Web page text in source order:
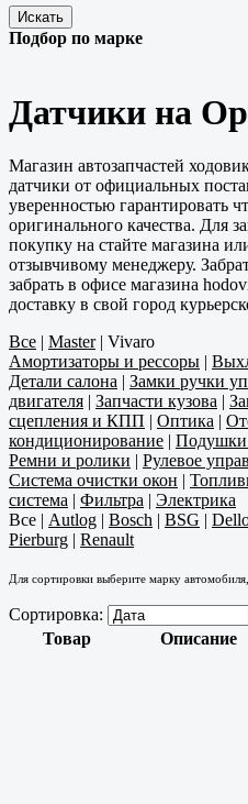
Подбор по марке
Датчики на
Магазин автозапчастей
датчики от официальных
уверенностью гарантировать
оригинального качества. Для
покупку на стайте магазина
отзывчивому менеджеру.
забрать в офисе магазина
доставку в свой город
Все | Master| Vivaro
Амортизаторы и рессоры |
Детали салона | Замки ручки
двигателя | Запчасти кузова |
сцепления и КПП | Оптика |
кондиционирование | Подушки
Ремни и ролики | Рулевое
Система очистки окон |
система | Фильтра | Электрика
Все | Autlog | Bosch | BSG |
Pierburg | Renault
Для сортировки выберите марку
Сортировка:
Товар
Описание